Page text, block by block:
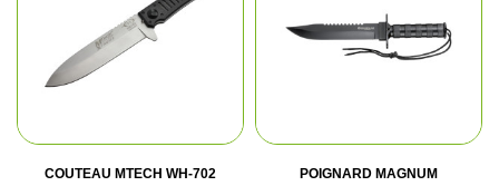
COUTEAU MTECH WH-702
POIGNARD MAGNUM